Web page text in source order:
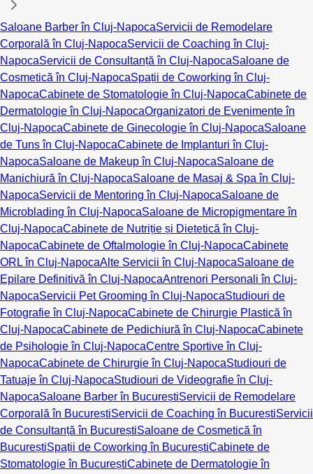
Saloane Barber în Cluj-NapocaServicii de Remodelare
Corporală în Cluj-NapocaServicii de Coaching în Cluj-
NapocaServicii de Consultanță în Cluj-NapocaSaloane de
Cosmetică în Cluj-NapocaSpații de Coworking în Cluj-
NapocaCabinete de Stomatologie în Cluj-NapocaCabinete de
Dermatologie în Cluj-NapocaOrganizatori de Evenimente în
Cluj-NapocaCabinete de Ginecologie în Cluj-NapocaSaloane
de Tuns în Cluj-NapocaCabinete de Implanturi în Cluj-
NapocaSaloane de Makeup în Cluj-NapocaSaloane de
Manichiură în Cluj-NapocaSaloane de Masaj & Spa în Cluj-
NapocaServicii de Mentoring în Cluj-NapocaSaloane de
Microblading în Cluj-NapocaSaloane de Micropigmentare în
Cluj-NapocaCabinete de Nutriție și Dietetică în Cluj-
NapocaCabinete de Oftalmologie în Cluj-NapocaCabinete
ORL în Cluj-NapocaAlte Servicii în Cluj-NapocaSaloane de
Epilare Definitivă în Cluj-NapocaAntrenori Personali în Cluj-
NapocaServicii Pet Grooming în Cluj-NapocaStudiouri de
Fotografie în Cluj-NapocaCabinete de Chirurgie Plastică în
Cluj-NapocaCabinete de Pedichiură în Cluj-NapocaCabinete
de Psihologie în Cluj-NapocaCentre Sportive în Cluj-
NapocaCabinete de Chirurgie în Cluj-NapocaStudiouri de
Tatuaje în Cluj-NapocaStudiouri de Videografie în Cluj-
NapocaSaloane Barber în BucureștiServicii de Remodelare
Corporală în BucureștiServicii de Coaching în BucureștiServicii
de Consultanță în BucureștiSaloane de Cosmetică în
BucureștiSpații de Coworking în BucureștiCabinete de
Stomatologie în BucureștiCabinete de Dermatologie în